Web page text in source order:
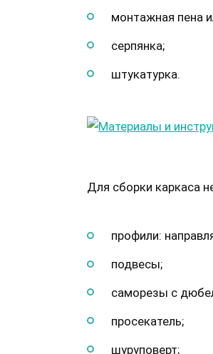
монтажная пена
серпянка;
штукатурка.
Для сборки каркаса
профили:
подвесы;
саморезы с
просекатель;
шуруповерт;